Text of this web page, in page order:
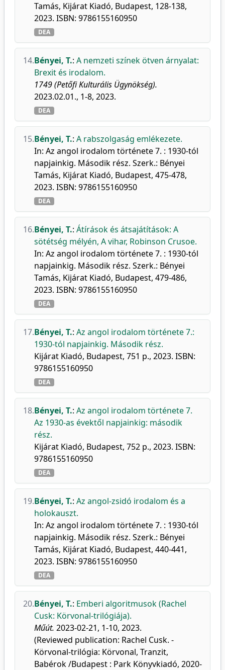
Tamás, Kijárat Kiadó, Budapest, 128-138,
2023. ISBN: 9786155160950
DEA
14.Bényei, T.: A nemzeti színek ötven árnyalat:
Brexit és irodalom.
1749 (Petőfi Kulturális Ügynökség).
2023.02.01., 1-8, 2023.
DEA
15.Bényei, T.: A rabszolgaság emlékezete.
In: Az angol irodalom története 7. : 1930-tól
napjainkig. Második rész. Szerk.: Bényei
Tamás, Kijárat Kiadó, Budapest, 475-478,
2023. ISBN: 9786155160950
DEA
16.Bényei, T.: Átírások és átsajátítások: A
sötétség mélyén, A vihar, Robinson Crusoe.
In: Az angol irodalom története 7. : 1930-tól
napjainkig. Második rész. Szerk.: Bényei
Tamás, Kijárat Kiadó, Budapest, 479-486,
2023. ISBN: 9786155160950
DEA
17.Bényei, T.: Az angol irodalom története 7.:
1930-tól napjainkig. Második rész.
Kijárat Kiadó, Budapest, 751 p., 2023. ISBN:
9786155160950
DEA
18.Bényei, T.: Az angol irodalom története 7.
Az 1930-as évektől napjainkig: második
rész.
Kijárat Kiadó, Budapest, 752 p., 2023. ISBN:
9786155160950
DEA
19.Bényei, T.: Az angol-zsidó irodalom és a
holokauszt.
In: Az angol irodalom története 7. : 1930-tól
napjainkig. Második rész. Szerk.: Bényei
Tamás, Kijárat Kiadó, Budapest, 440-441,
2023. ISBN: 9786155160950
DEA
20.Bényei, T.: Emberi algoritmusok (Rachel
Cusk: Körvonal-trilógiája).
Műút. 2023-02-21, 1-10, 2023.
(Reviewed publication: Rachel Cusk. -
Körvonal-trilógia: Körvonal, Tranzit,
Babérok /Budapest : Park Könyvkiadó, 2020-